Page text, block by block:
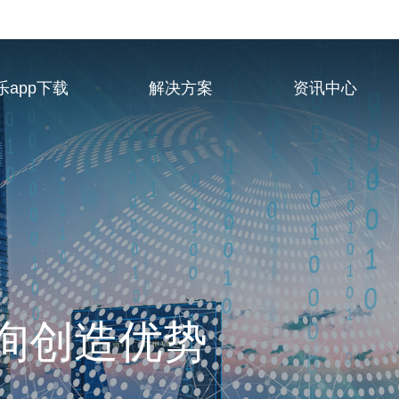
app下载 解决方案 资讯中心
创造优势
服务供应商